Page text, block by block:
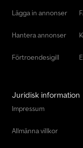
Lägga in annonser
Hantera annonser
Förtroendesigill
Juridisk information
Impressum
Allmänna villkor